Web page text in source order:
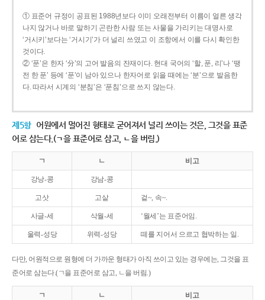
① 표준어 규정이 공표된 1988년보다 이미 오래전부터 이름이 얼른 생각
나지 않거나 바로 말하기 곤란한 사람 또는 사물을 가리키는 대명사로
‘거시키’보다는 ‘거시기’가 더 널리 쓰였고 이 조항에서 이를 다시 확인한
것이다.
② ‘푼’은 한자 ‘分’의 고어 발음의 잔재이다. 현대 국어의 ‘할, 푼, 리’나 ‘땡
전 한 푼’ 등에 ‘푼’이 남아 있으나 한자어로 읽을 때에는 ‘분’으로 발음한
다. 따라서 시계의 ‘분침’은 ‘푼침’으로 쓰지 않는다.
제5항 어원에서 멀어진 형태로 굳어져서 널리 쓰이는 것은, 그것을 표준
어로 삼는다.(ㄱ을 표준어로 삼고, ㄴ을 버림.)
ㄱ ㄴ 비고
강낭-콩 강남-콩
고삿 고샅 겉~, 속~.
사글-세 삭월-세 ‘월세’는 표준어임.
울력-성당 위력-성당 떼를 지어서 으르고 협박하는 일.
다만, 어원적으로 원형에 더 가까운 형태가 아직 쓰이고 있는 경우에는, 그것을 표
준어로 삼는다.(ㄱ을 표준어로 삼고, ㄴ을 버림.)
ㄱ ㄴ 비고